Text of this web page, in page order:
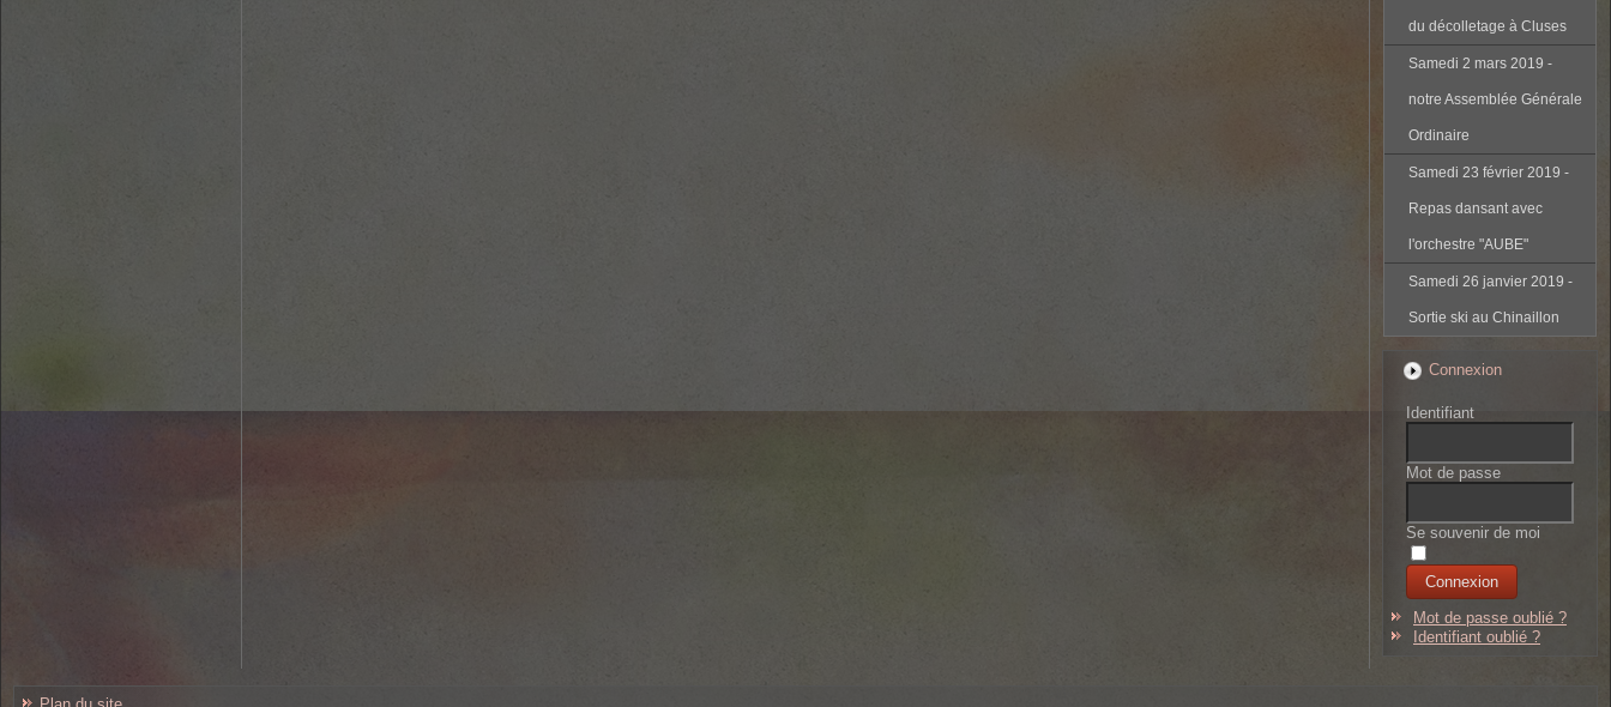
du décolletage à Cluses
Samedi 2 mars 2019 -
notre Assemblée Générale
Ordinaire
Samedi 23 février 2019 -
Repas dansant avec
l'orchestre "AUBE"
Samedi 26 janvier 2019 -
Sortie ski au Chinaillon
Connexion
Identifiant
Mot de passe
Se souvenir de moi
Mot de passe oublié ?
Identifiant oublié ?